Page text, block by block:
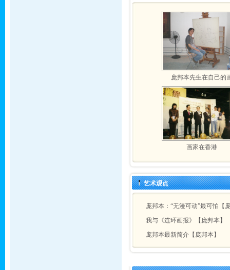
庞邦本先生在自己的
画家在香港
艺术观点
庞邦本：“无漫可动”最可怕【
我与《连环画报》【庞邦本】
庞邦本最新简介【庞邦本】